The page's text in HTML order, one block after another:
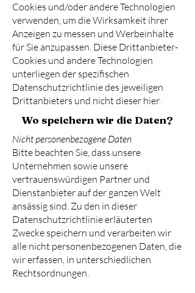
Cookies und/oder andere Technologien
verwenden, um die Wirksamkeit ihrer
Anzeigen zu messen und Werbeinhalte
für Sie anzupassen. Diese Drittanbieter-
Cookies und andere Technologien
unterliegen der spezifischen
Datenschutzrichtlinie des jeweiligen
Drittanbieters und nicht dieser hier.
Wo speichern wir die Daten?
Nicht personenbezogene Daten
Bitte beachten Sie, dass unsere
Unternehmen sowie unsere
vertrauenswürdigen Partner und
Dienstanbieter auf der ganzen Welt
ansässig sind. Zu den in dieser
Datenschutzrichtlinie erläuterten
Zwecke speichern und verarbeiten wir
alle nicht personenbezogenen Daten, die
wir erfassen, in unterschiedlichen
Rechtsordnungen.